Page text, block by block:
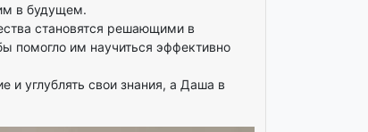
в будущем.
становятся решающими в
помогло им научиться эффективно
углублять свои знания, а Даша в